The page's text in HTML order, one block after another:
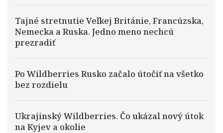
Tajné stretnutie Veľkej Británie, Francúzska,
Nemecka a Ruska. Jedno meno nechcú
prezradiť
Po Wildberries Rusko začalo útočiť na všetko
bez rozdielu
Ukrajinský Wildberries. Čo ukázal nový útok
na Kyjev a okolie